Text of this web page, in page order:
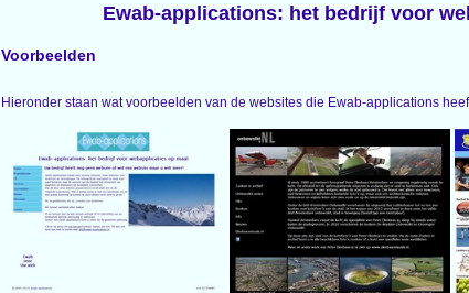
Ewab-applications: het bedrijf voor
Voorbeelden
Hieronder staan wat voorbeelden van de websites die Ewab-applications